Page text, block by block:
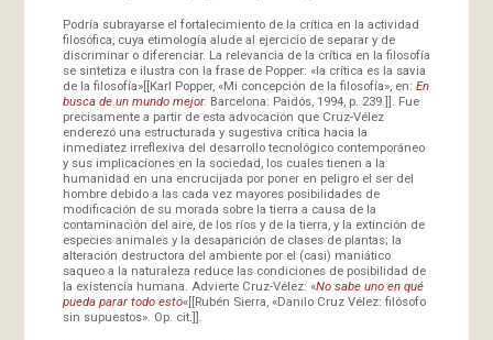
Podría subrayarse el fortalecimiento de la crítica en la actividad
filosófica, cuya etimología alude al ejercicio de separar y de
discriminar o diferenciar. La relevancia de la crítica en la filosofía
se sintetiza e ilustra con la frase de Popper: «la crítica es la savia
de la filosofía»[[Karl Popper, «Mi concepción de la filosofía», en: En
busca de un mundo mejor. Barcelona: Paidós, 1994, p. 239.]]. Fue
precisamente a partir de esta advocación que Cruz-Vélez
enderezó una estructurada y sugestiva crítica hacia la
inmediatez irreflexiva del desarrollo tecnológico contemporáneo
y sus implicaciones en la sociedad, los cuales tienen a la
humanidad en una encrucijada por poner en peligro el ser del
hombre debido a las cada vez mayores posibilidades de
modificación de su morada sobre la tierra a causa de la
contaminación del aire, de los ríos y de la tierra, y la extinción de
especies animales y la desaparición de clases de plantas; la
alteración destructora del ambiente por el (casi) maniático
saqueo a la naturaleza reduce las condiciones de posibilidad de
la existencia humana. Advierte Cruz-Vélez: «No sabe uno en qué
pueda parar todo esto«[[Rubén Sierra, «Danilo Cruz Vélez: filósofo
sin supuestos». Op. cit.]]